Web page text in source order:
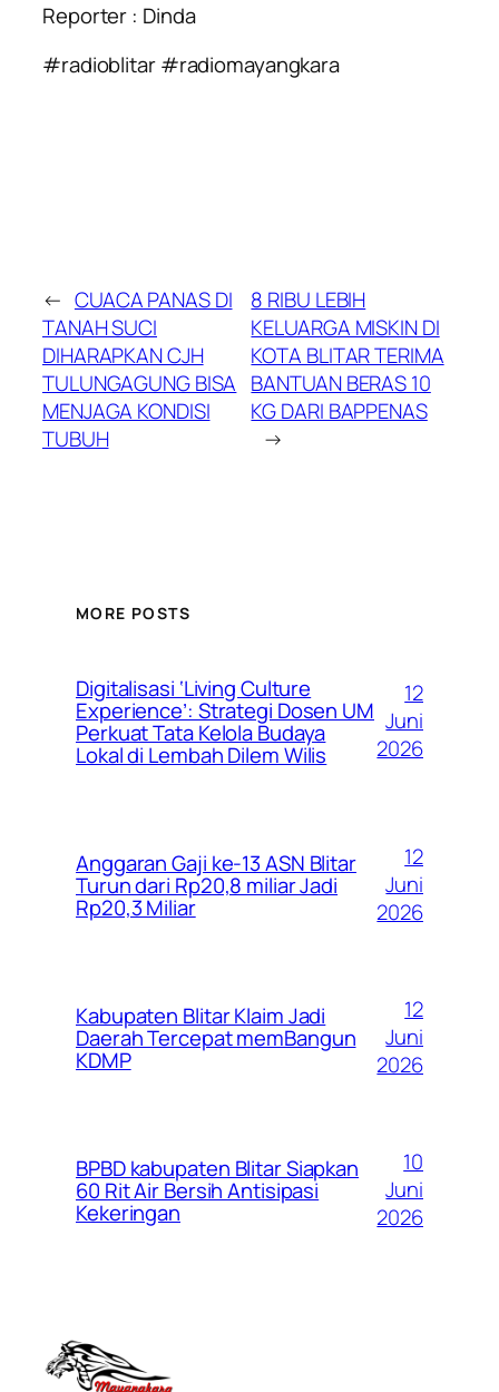
Reporter : Dinda
#radioblitar #radiomayangkara
← CUACA PANAS DI
TANAH SUCI
DIHARAPKAN CJH
TULUNGAGUNG BISA
MENJAGA KONDISI
TUBUH
8 RIBU LEBIH
KELUARGA MISKIN DI
KOTA BLITAR TERIMA
BANTUAN BERAS 10
KG DARI BAPPENAS
→
MORE POSTS
Digitalisasi ‘Living Culture
Experience’: Strategi Dosen UM
Perkuat Tata Kelola Budaya
Lokal di Lembah Dilem Wilis
12
Juni
2026
Anggaran Gaji ke-13 ASN Blitar
Turun dari Rp20,8 miliar Jadi
Rp20,3 Miliar
12
Juni
2026
Kabupaten Blitar Klaim Jadi
Daerah Tercepat memBangun
KDMP
12
Juni
2026
BPBD kabupaten Blitar Siapkan
60 Rit Air Bersih Antisipasi
Kekeringan
10
Juni
2026